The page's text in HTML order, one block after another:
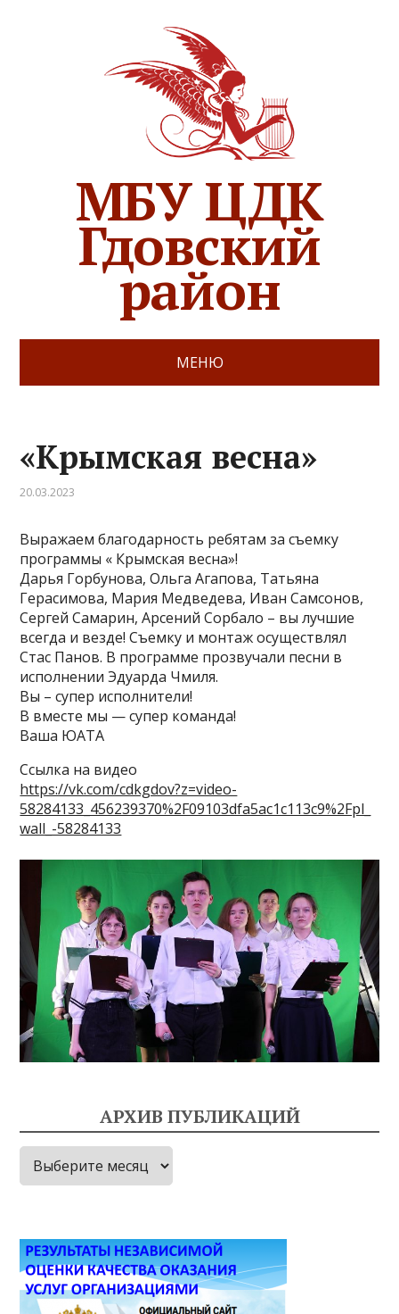
МБУ ЦДК
Гдовский
район
МЕНЮ
«Крымская весна»
20.03.2023
Выражаем благодарность ребятам за съемку
программы « Крымская весна»!
Дарья Горбунова, Ольга Агапова, Татьяна
Герасимова, Мария Медведева, Иван Самсонов,
Сергей Самарин, Арсений Сорбало – вы лучшие
всегда и везде! Съемку и монтаж осуществлял
Стас Панов. В программе прозвучали песни в
исполнении Эдуарда Чмиля.
Вы – супер исполнители!
В вместе мы — супер команда!
Ваша ЮАТА
Ссылка на видео
https://vk.com/cdkgdov?z=video-
58284133_456239370%2F09103dfa5ac1c113c9%2Fpl_
wall_-58284133
АРХИВ ПУБЛИКАЦИЙ
Архив
публикаций